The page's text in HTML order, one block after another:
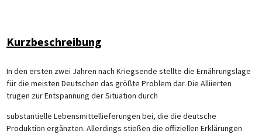
Kurzbeschreibung
In den ersten zwei Jahren nach Kriegsende stellte die Ernährungslage
für die meisten Deutschen das größte Problem dar. Die Alliierten
trugen zur Entspannung der Situation durch
substantielle Lebensmittellieferungen bei, die die deutsche
Produktion ergänzten. Allerdings stießen die offiziellen Erklärungen